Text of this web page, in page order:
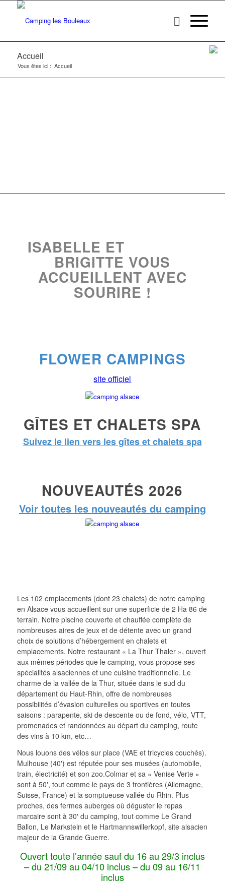
Accueil
Vous êtes ici : Accueil
ISABELLE ET
BRIGITTE VOUS
ACCUEILLENT AVEC
SOURIRE !
FLOWER CAMPINGS
site officiel
GÎTES ET CHALETS SPA
Suivez le lien vers les gîtes et chalets spa
NOUVEAUTÉS 2026
Voir toutes les nouveautés du camping
Les 102 emplacements (dont 23 chalets) de notre camping
en Alsace vous accueillent sur une superficie de 2 Ha 86 de
terrain. Notre piscine couverte et chauffée complète de
nombreuses aires de jeux et de détente avec un grand
choix de solutions d’hébergement en chalets et
emplacements. Notre restaurant « La Thur Thaler », ouvert
aux mêmes périodes que le camping, vous propose ses
spécialités alsaciennes et une cuisine traditionnelle. Le
charme de la vallée de la Thur, située dans le sud du
département du Haut-Rhin, offre de nombreuses
possibilités d’évasion culturelles ou sportives en toutes
saisons : parapente, ski de descente ou de fond, vélo, VTT,
promenades et randonnées au départ du camping, route
des vins à 10 km, etc…
Nous louons des vélos sur place (VAE et tricycles couchés).
Mulhouse (40′) est réputée pour ses musées (automobile,
train, électricité) et son zoo.Colmar et sa « Venise Verte »
sont à 50′, tout comme le pays de 3 frontières (Allemagne,
Suisse, France) et la somptueuse vallée du Rhin. Plus
proches, des fermes auberges où déguster le repas
marcaire sont à 30′ du camping, tout comme Le Grand
Ballon, Le Markstein et le Hartmannswillerkopf, site alsacien
majeur de la Grande Guerre.
Ouvert toute l’année sauf du 16 au 29/3 inclus
– du 21/09 au 04/10 inclus – du 09 au 16/11
inclus